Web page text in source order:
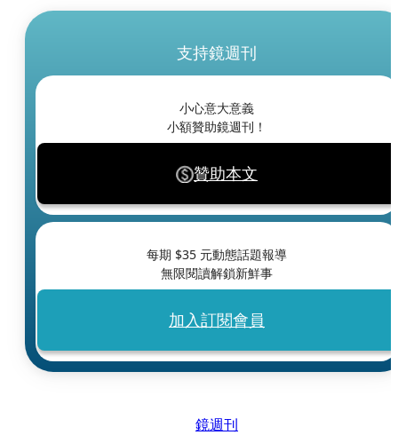
支持鏡週刊
小心意大意義
小額贊助鏡週刊！
贊助本文
每期 $35 元動態話題報導
無限閱讀解鎖新鮮事
加入訂閱會員
鏡週刊